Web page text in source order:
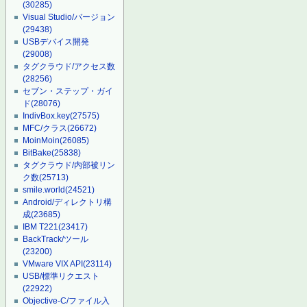
(30285)
Visual Studio/バージョン
(29438)
USBデバイス開発
(29008)
タグクラウド/アクセス数
(28256)
セブン・ステップ・ガイ
ド(28076)
IndivBox.key(27575)
MFC/クラス(26672)
MoinMoin(26085)
BitBake(25838)
タグクラウド/内部被リン
ク数(25713)
smile.world(24521)
Android/ディレクトリ構
成(23685)
IBM T221(23417)
BackTrack/ツール
(23200)
VMware VIX API(23114)
USB/標準リクエスト
(22922)
Objective-C/ファイル入